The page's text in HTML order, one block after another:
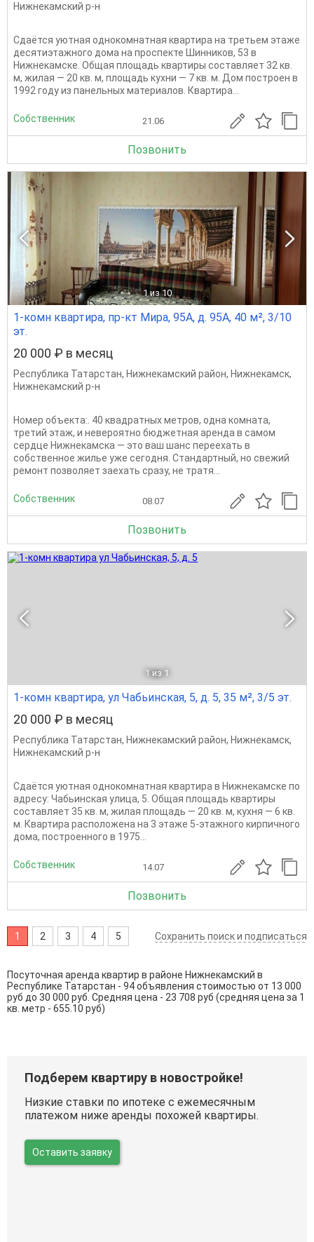
Нижнекамский р-н
Сдаётся уютная однокомнатная квартира на третьем этаже
десятиэтажного дома на проспекте Шинников, 53 в
Нижнекамске. Общая площадь квартиры составляет 32 кв.
м, жилая — 20 кв. м, площадь кухни — 7 кв. м. Дом построен в
1992 году из панельных материалов. Квартира...
Собственник 21.06
Позвонить
1 из 10
1-комн квартира, пр-кт Мира, 95А, д. 95А, 40 м², 3/10
эт.
20 000 ₽ в месяц
Республика Татарстан, Нижнекамский район, Нижнекамск,
Нижнекамский р-н
Номер объекта:. 40 квадратных метров, одна комната,
третий этаж, и невероятно бюджетная аренда в самом
сердце Нижнекамска — это ваш шанс переехать в
собственное жилье уже сегодня. Стандартный, но свежий
ремонт позволяет заехать сразу, не тратя...
Собственник 08.07
Позвонить
1 из 1
1-комн квартира, ул Чабьинская, 5, д. 5, 35 м², 3/5 эт.
20 000 ₽ в месяц
Республика Татарстан, Нижнекамский район, Нижнекамск,
Нижнекамский р-н
Сдаётся уютная однокомнатная квартира в Нижнекамске по
адресу: Чабьинская улица, 5. Общая площадь квартиры
составляет 35 кв. м, жилая площадь — 20 кв. м, кухня — 6 кв.
м. Квартира расположена на 3 этаже 5-этажного кирпичного
дома, построенного в 1975...
Собственник 14.07
Позвонить
1 2 3 4 5 Сохранить поиск и подписаться
Посуточная аренда квартир в районе Нижнекамский в
Республике Татарстан - 94 объявления стоимостью от 13 000
руб до 30 000 руб. Средняя цена - 23 708 руб (средняя цена за 1
кв. метр - 655.10 руб)
Подберем квартиру в новостройке!
Низкие ставки по ипотеке с ежемесячным
платежом ниже аренды похожей квартиры.
Оставить заявку